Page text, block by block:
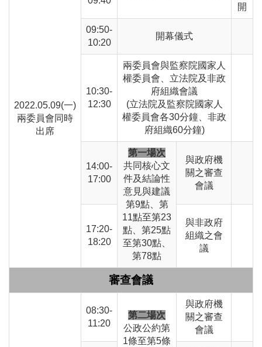
2022.05.09(一)
兩委員會同時
出席
開
09:50-
10:20
開幕儀式
10:30-
12:30
兩委員會與監察院國家人
權委員會、立法院及非政
府組織會議
(立法院及監察院國家人
權委員會各30分鐘、非政
府組織60分鐘)
14:00-
17:00
第一場次
共同核心文
件及結論性
意見與建議
第9點、第
11點至第23
點、第25點
至第30點、
第78點
與政府機
關之審查
會議
17:20-
18:20
與非政府
組織之會
議
審查會議
08:30-
11:20
第二場次
公政公約第
1條至第5條
與政府機
關之審查
會議